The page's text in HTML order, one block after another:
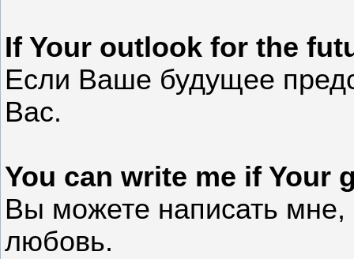
If Your outlook for the
Если Ваше будущее
Вас.
You can write me if Your
Вы можете написать
любовь.